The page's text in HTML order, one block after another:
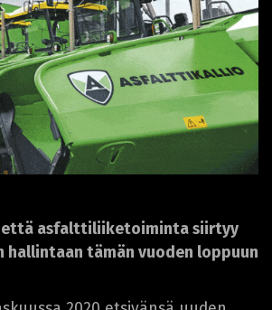
että asfalttiliiketoiminta siirtyy
hallintaan tämän vuoden loppuun